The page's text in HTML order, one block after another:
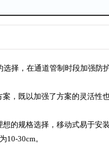
择，在通道管制时段加强防
，既以加强了方案的灵活性
的规格选择，移动式易于安
30cm。